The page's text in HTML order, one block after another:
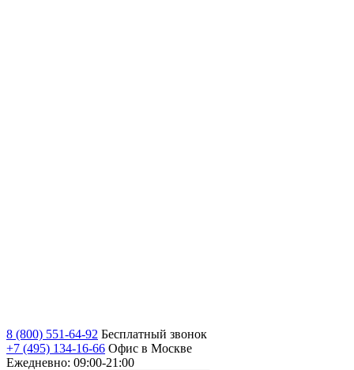
8 (800) 551-64-92 Бесплатный звонок
+7 (495) 134-16-66 Офис в Москве
Ежедневно: 09:00-21:00